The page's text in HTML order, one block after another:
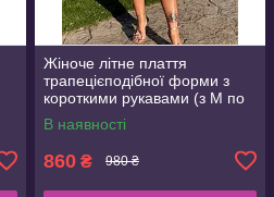
Жіноче літне плаття
трапецієподібної форми з
короткими рукавами (з M по
3XL)
В наявності
860 ₴ 980 ₴